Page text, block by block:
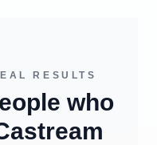
RESULTS
who